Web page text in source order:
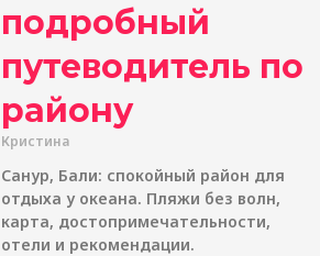
подробный
путеводитель по
району
Кристина
Санур, Бали: спокойный район для
отдыха у океана. Пляжи без волн,
карта, достопримечательности,
отели и рекомендации.